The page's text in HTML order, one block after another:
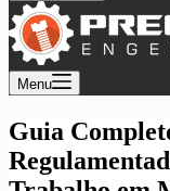
Menu
Guia